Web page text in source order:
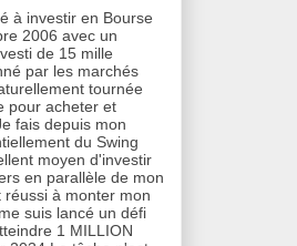
à investir en Bourse
2006 avec un
de 15 mille
par les marchés
tournée
pour acheter et
fais depuis mon
du Swing
moyen d'investir
en parallèle de mon
à monter mon
suis lancé un défi
1 MILLION